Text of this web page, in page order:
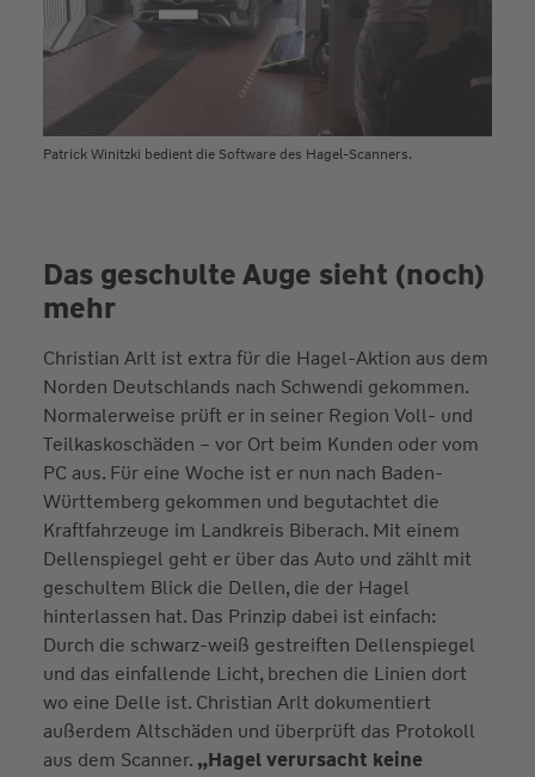
Patrick Winitzki bedient die Software des Hagel-Scanners.
Das geschulte Auge sieht (noch)
mehr
Christian Arlt ist extra für die Hagel-Aktion aus dem
Norden Deutschlands nach Schwendi gekommen.
Normalerweise prüft er in seiner Region Voll- und
Teilkaskoschäden – vor Ort beim Kunden oder vom
PC aus. Für eine Woche ist er nun nach Baden-
Württemberg gekommen und begutachtet die
Kraftfahrzeuge im Landkreis Biberach. Mit einem
Dellenspiegel geht er über das Auto und zählt mit
geschultem Blick die Dellen, die der Hagel
hinterlassen hat. Das Prinzip dabei ist einfach:
Durch die schwarz-weiß gestreiften Dellenspiegel
und das einfallende Licht, brechen die Linien dort
wo eine Delle ist. Christian Arlt dokumentiert
außerdem Altschäden und überprüft das Protokoll
aus dem Scanner. „Hagel verursacht keine